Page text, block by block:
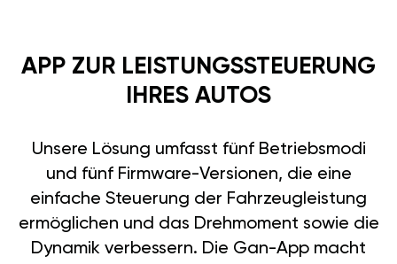
APP ZUR LEISTUNGSSTEUERUNG
IHRES AUTOS
Unsere Lösung umfasst fünf Betriebsmodi
und fünf Firmware-Versionen, die eine
einfache Steuerung der Fahrzeugleistung
ermöglichen und das Drehmoment sowie die
Dynamik verbessern. Die Gan-App macht